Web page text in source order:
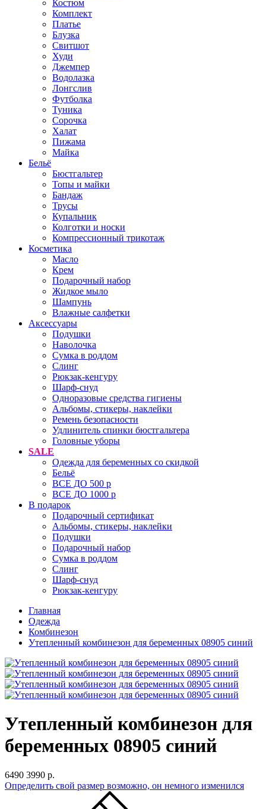
Костюм
Комплект
Платье
Блузка
Свитшот
Худи
Джемпер
Водолазка
Лонгслив
Футболка
Туника
Сорочка
Халат
Пижама
Майка
Бельё
Бюстгальтер
Топы и майки
Бандаж
Трусы
Купальник
Колготки и носки
Компрессионный трикотаж
Косметика
Масло
Крем
Подарочный набор
Жидкое мыло
Шампунь
Влажные салфетки
Аксессуары
Подушки
Наволочка
Сумка в роддом
Cлинг
Рюкзак-кенгуру
Шарф-снуд
Одноразовые средства гигиены
Альбомы, стикеры, наклейки
Ремень безопасности
Удлинитель спинки бюстгальтера
Головные уборы
SALE
Одежда для беременных со скидкой
Бельё
ВСЕ ДО 500 р
ВСЕ ДО 1000 р
В подарок
Подарочный сертификат
Альбомы, стикеры, наклейки
Подушки
Подарочный набор
Сумка в роддом
Слинг
Шарф-снуд
Рюкзак-кенгуру
Главная
Одежда
Комбинезон
Утепленный комбинезон для беременных 08905 синий
Утепленный комбинезон для
беременных 08905 синий
6490 3990 р.
Определить свой размер возможно, он немного изменился